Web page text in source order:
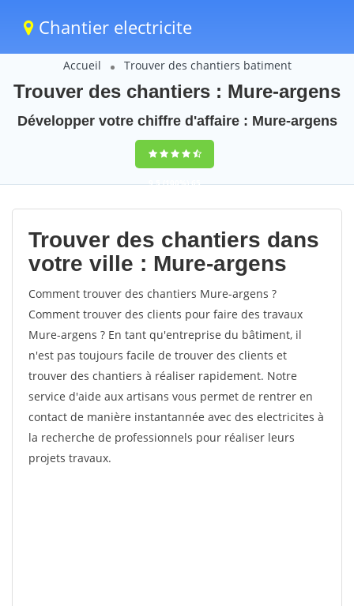
Chantier electricite
Accueil Trouver des chantiers batiment
Trouver des chantiers : Mure-argens
Développer votre chiffre d'affaire : Mure-argens
9,5(100%)65
votes
Trouver des chantiers dans
votre ville : Mure-argens
Comment trouver des chantiers Mure-argens ?
Comment trouver des clients pour faire des travaux
Mure-argens ? En tant qu'entreprise du bâtiment, il
n'est pas toujours facile de trouver des clients et
trouver des chantiers à réaliser rapidement. Notre
service d'aide aux artisans vous permet de rentrer en
contact de manière instantannée avec des electricites à
la recherche de professionnels pour réaliser leurs
projets travaux.